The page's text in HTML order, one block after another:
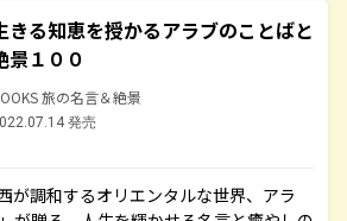
きる知恵を授かるアラブのことばと
景１００
旅の名言＆絶景
発売
が調和するオリエンタルな世界、アラ